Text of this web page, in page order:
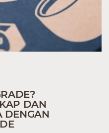
DAN
DENGAN